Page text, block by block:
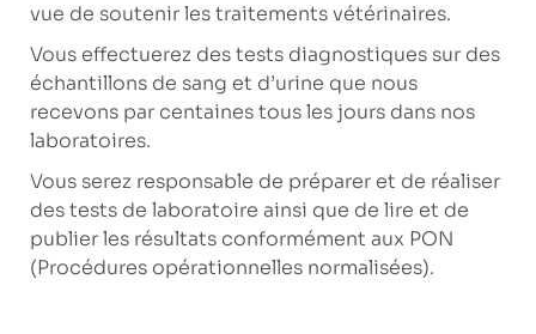
vue de soutenir les traitements vétérinaires.
Vous effectuerez des tests diagnostiques sur des
échantillons de sang et d’urine que nous
recevons par centaines tous les jours dans nos
laboratoires.
Vous serez responsable de préparer et de réaliser
des tests de laboratoire ainsi que de lire et de
publier les résultats conformément aux PON
(Procédures opérationnelles normalisées).